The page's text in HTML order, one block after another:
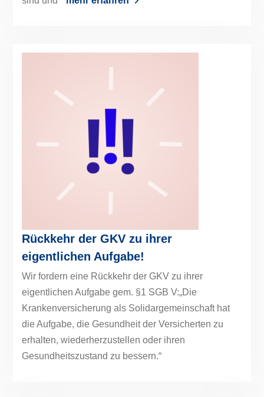
Rückkehr der GKV zu ihrer
eigentlichen Aufgabe!
Wir fordern eine Rückkehr der GKV zu ihrer
eigentlichen Aufgabe gem. §1 SGB V:„Die
Krankenversicherung als Solidargemeinschaft hat
die Aufgabe, die Gesundheit der Versicherten zu
erhalten, wiederherzustellen oder ihren
Gesundheitszustand zu bessern.“